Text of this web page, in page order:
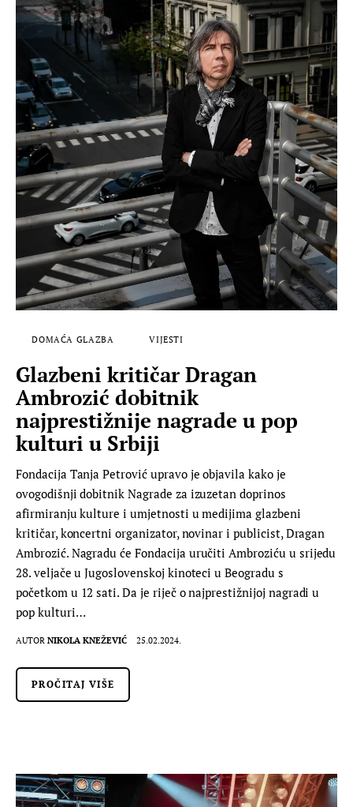
DOMAĆA GLAZBA VIJESTI
Glazbeni kritičar Dragan
Ambrozić dobitnik
najprestižnije nagrade u pop
kulturi u Srbiji
Fondacija Tanja Petrović upravo je objavila kako je
ovogodišnji dobitnik Nagrade za izuzetan doprinos
afirmiranju kulture i umjetnosti u medijima glazbeni
kritičar, koncertni organizator, novinar i publicist, Dragan
Ambrozić. Nagradu će Fondacija uručiti Ambroziću u srijedu
28. veljače u Jugoslovenskoj kinoteci u Beogradu s
početkom u 12 sati. Da je riječ o najprestižnijoj nagradi u
pop kulturi…
AUTOR NIKOLA KNEŽEVIĆ 25.02.2024.
PROČITAJ VIŠE